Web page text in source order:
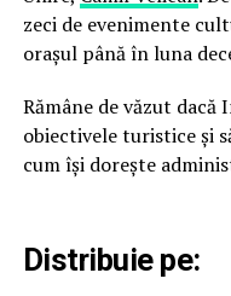
zeci de evenimente
orașul până în luna
Rămâne de văzut dacă
obiectivele turistice și
cum își dorește
Distribuie pe: